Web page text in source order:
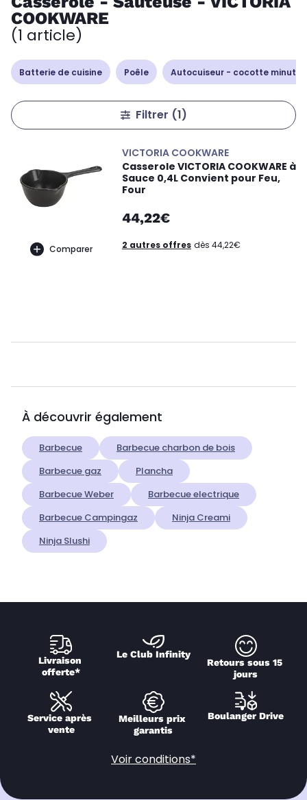
COOKWARE
(1 article)
Batterie de cuisine Poêle Autocuiseur - cocotte minute
Filtrer (1)
Comparer
VICTORIA COOKWARE
Casserole VICTORIA COOKWARE à
Sauce 0,4L Convient pour Feu,
Four
44,22€
2 autres offres dès 44,22€
À découvrir également
Barbecue
Barbecue charbon de bois
Barbecue gaz
Plancha
Barbecue Weber
Barbecue electrique
Barbecue Campingaz
Ninja Creami
Ninja Slushi
Livraison
offerte*
Le Club Infinity
Retours sous 15
jours
Service après
vente
Meilleurs prix
garantis
Boulanger Drive
Voir conditions*